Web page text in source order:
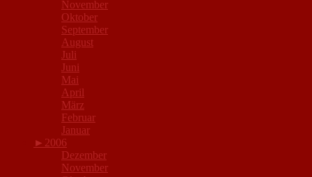
November
Oktober
September
August
Juli
Juni
Mai
April
März
Februar
Januar
► 2006
Dezember
November